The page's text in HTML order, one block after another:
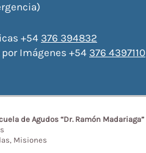
+54 376 394832
Imágenes +54 376 4397110
de Agudos “Dr. Ramón Madariaga”
Misiones